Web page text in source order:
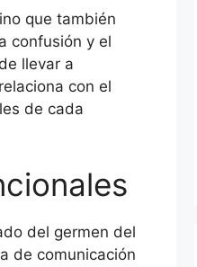
que también
confusión y el
llevar a
con el
de cada
del germen del
de comunicación